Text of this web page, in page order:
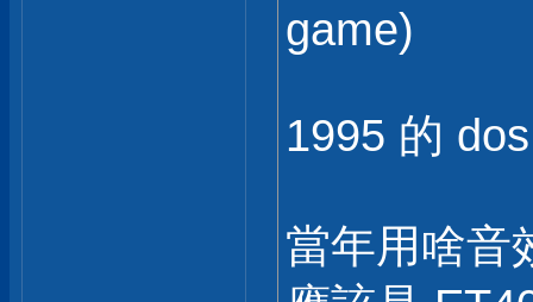
game)
1995 的
當年用啥音